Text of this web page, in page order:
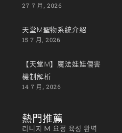
27 7 月, 2026
天堂M聖物系統介紹
15 7 月, 2026
【天堂M】魔法娃娃傷害
機制解析
14 7 月, 2026
熱門推薦
리니지 M 요정 육성 완벽